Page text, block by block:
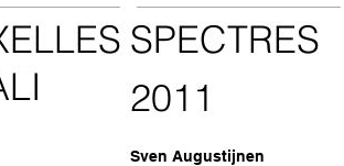
SPECTRES
2011
Sven Augustijnen